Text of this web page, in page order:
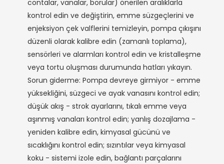
contalar, vanalar, borular) önerilen aralıklarla
kontrol edin ve değiştirin, emme süzgeçlerini ve
enjeksiyon çek valflerini temizleyin, pompa çıkışını
düzenli olarak kalibre edin (zamanlı toplama),
sensörleri ve alarmları kontrol edin ve kristalleşme
veya tortu oluşması durumunda hatları yıkayın.
Sorun giderme: Pompa devreye girmiyor - emme
yüksekliğini, süzgeci ve ayak vanasını kontrol edin;
düşük akış - strok ayarlarını, tıkalı emme veya
aşınmış vanaları kontrol edin; yanlış dozajlama -
yeniden kalibre edin, kimyasal gücünü ve
sıcaklığını kontrol edin; sızıntılar veya kimyasal
koku - sistemi izole edin, bağlantı parçalarını